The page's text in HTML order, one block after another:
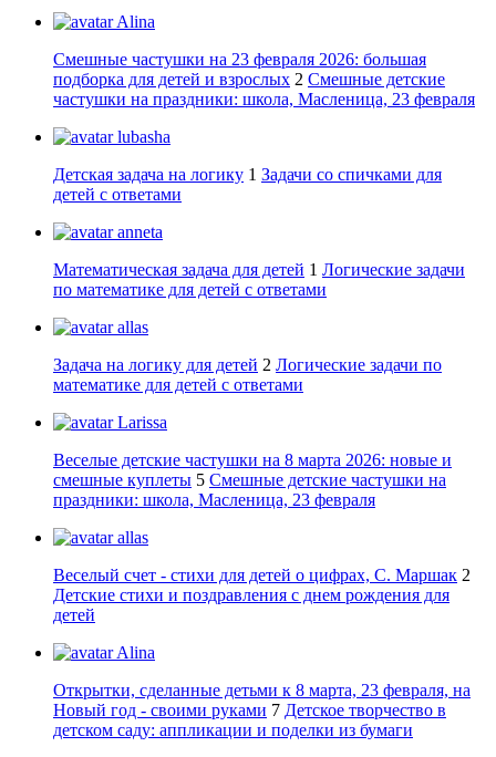
Alina
Смешные частушки на 23 февраля 2026: большая
подборка для детей и взрослых 2 Смешные детские
частушки на праздники: школа, Масленица, 23 февраля
lubasha
Детская задача на логику 1 Задачи со спичками для
детей с ответами
anneta
Математическая задача для детей 1 Логические задачи
по математике для детей с ответами
allas
Задача на логику для детей 2 Логические задачи по
математике для детей с ответами
Larissa
Веселые детские частушки на 8 марта 2026: новые и
смешные куплеты 5 Смешные детские частушки на
праздники: школа, Масленица, 23 февраля
allas
Веселый счет - стихи для детей о цифрах, С. Маршак 2
Детские стихи и поздравления с днем рождения для
детей
Alina
Открытки, сделанные детьми к 8 марта, 23 февраля, на
Новый год - своими руками 7 Детское творчество в
детском саду: аппликации и поделки из бумаги